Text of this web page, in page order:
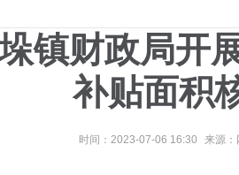
镇财政局开
补贴面积
时间：2023-07-06 16:30 来源：